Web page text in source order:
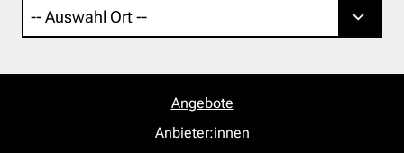
Angebote
Anbieter:innen